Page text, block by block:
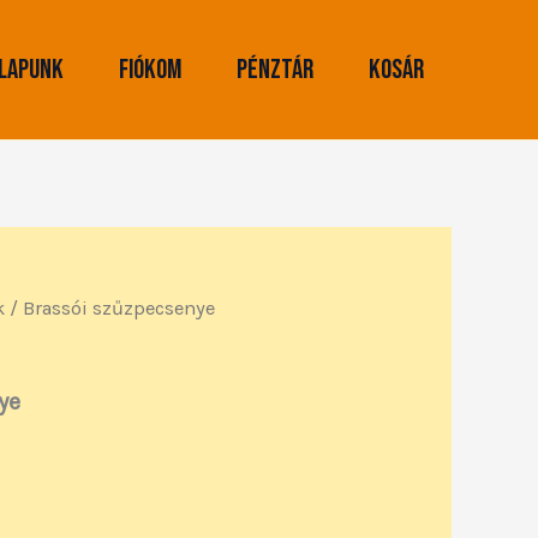
Fiókom Pénztár Kosár
/ Brassói szűzpecsenye